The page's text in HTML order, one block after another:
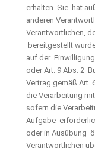
erhalten. Sie hat
anderen
Verantwortlichen,
bereitgestellt
auf der
oder Art. 9 Abs. 2
Vertrag gemäß Art.
die Verarbeitung
sofern die
Aufgabe
oder in Ausübung
Verantwortlichen